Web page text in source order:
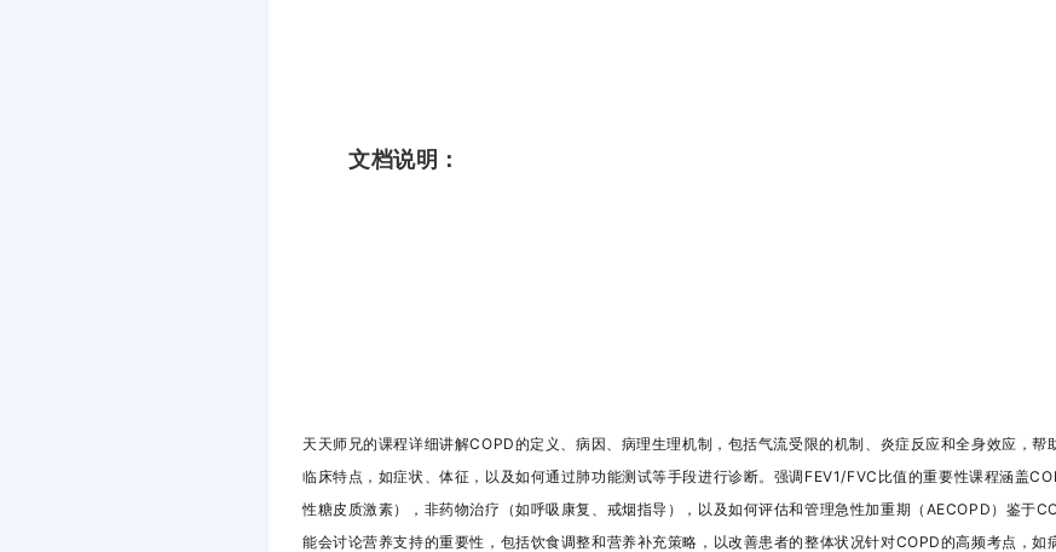
文档说明：
天天师兄的课程详细讲解COPD的定义、病因、病理生理机制，包括气流受限的机制、炎症反应和全身效应，
临床特点，如症状、体征，以及如何通过肺功能测试等手段进行诊断。强调FEV1/FVC比值的重要性课程涵盖
性糖皮质激素），非药物治疗（如呼吸康复、戒烟指导），以及如何评估和管理急性加重期（AECOPD）鉴于
能会讨论营养支持的重要性，包括饮食调整和营养补充策略，以改善患者的整体状况针对COPD的高频考点，